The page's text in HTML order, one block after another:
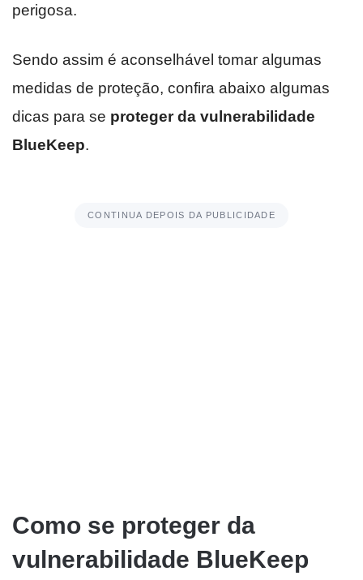
perigosa.
Sendo assim é aconselhável tomar algumas
medidas de proteção, confira abaixo algumas
dicas para se proteger da vulnerabilidade
BlueKeep.
CONTINUA DEPOIS DA PUBLICIDADE
Como se proteger da
vulnerabilidade BlueKeep